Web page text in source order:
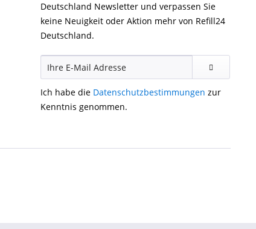
Deutschland Newsletter und verpassen Sie
keine Neuigkeit oder Aktion mehr von Refill24
Deutschland.
Ich habe die Datenschutzbestimmungen zur
Kenntnis genommen.